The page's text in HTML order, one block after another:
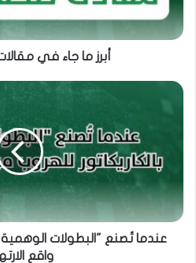
أبرز ما جاء في
عندما تُصنع "البطولات
واقع